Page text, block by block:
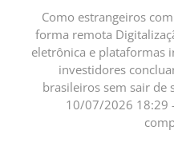
Como estrangeiros
forma remota
eletrônica e plataformas
investidores
brasileiros sem sair de
10/07/2026 18:29